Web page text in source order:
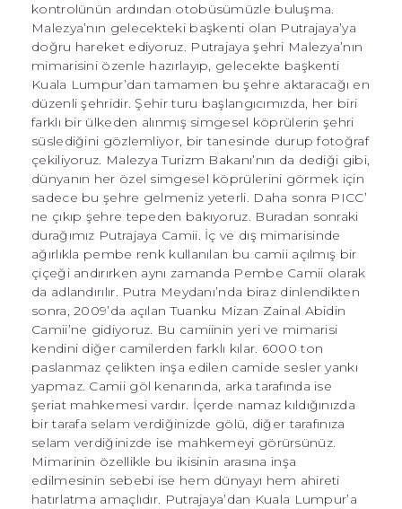
kontrolünün ardından otobüsümüzle buluşma.
Malezya’nın gelecekteki başkenti olan Putrajaya’ya
doğru hareket ediyoruz. Putrajaya şehri Malezya’nın
mimarisini özenle hazırlayıp, gelecekte başkenti
Kuala Lumpur’dan tamamen bu şehre aktaracağı en
düzenli şehridir. Şehir turu başlangıcımızda, her biri
farklı bir ülkeden alınmış simgesel köprülerin şehri
süslediğini gözlemliyor, bir tanesinde durup fotoğraf
çekiliyoruz. Malezya Turizm Bakanı’nın da dediği gibi,
dünyanın her özel simgesel köprülerini görmek için
sadece bu şehre gelmeniz yeterli. Daha sonra PICC’
ne çıkıp şehre tepeden bakıyoruz. Buradan sonraki
durağımız Putrajaya Camii. İç ve dış mimarisinde
ağırlıkla pembe renk kullanılan bu camii açılmış bir
çiçeği andırırken aynı zamanda Pembe Camii olarak
da adlandırılır. Putra Meydanı’nda biraz dinlendikten
sonra, 2009’da açılan Tuanku Mizan Zainal Abidin
Camii’ne gidiyoruz. Bu camiinin yeri ve mimarisi
kendini diğer camilerden farklı kılar. 6000 ton
paslanmaz çelikten inşa edilen camide sesler yankı
yapmaz. Camii göl kenarında, arka tarafında ise
şeriat mahkemesi vardır. İçerde namaz kıldığınızda
bir tarafa selam verdiğinizde gölü, diğer tarafınıza
selam verdiğinizde ise mahkemeyi görürsünüz.
Mimarinin özellikle bu ikisinin arasına inşa
edilmesinin sebebi ise hem dünyayı hem ahireti
hatırlatma amaçlıdır. Putrajaya’dan Kuala Lumpur’a